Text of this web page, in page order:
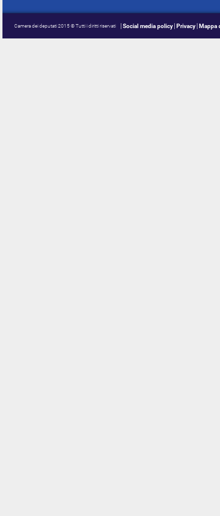
Camera dei deputati 2015 © Tutti i diritti riservati Social media policy Privacy Mappa